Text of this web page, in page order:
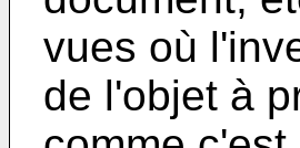
vues où
de l'objet à